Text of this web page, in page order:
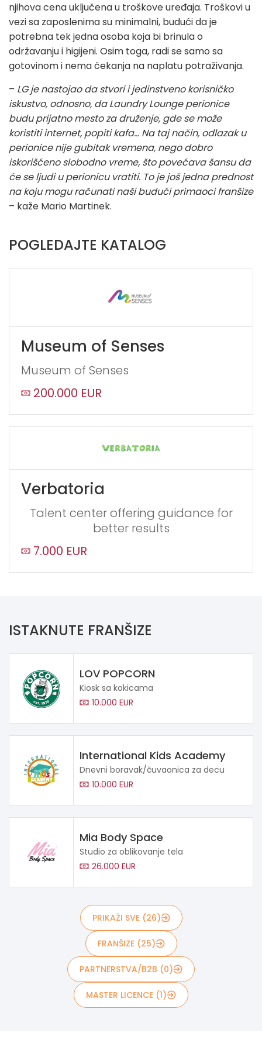
njihova cena uključena u troškove uređaja. Troškovi u
vezi sa zaposlenima su minimalni, budući da je
potrebna tek jedna osoba koja bi brinula o
održavanju i higijeni. Osim toga, radi se samo sa
gotovinom i nema čekanja na naplatu potraživanja.
– LG je nastojao da stvori i jedinstveno korisničko
iskustvo, odnosno, da Laundry Lounge perionice
budu prijatno mesto za druženje, gde se može
koristiti internet, popiti kafa... Na taj način, odlazak u
perionice nije gubitak vremena, nego dobro
iskorišćeno slobodno vreme, što povećava šansu da
će se ljudi u perionicu vratiti. To je još jedna prednost
na koju mogu računati naši budući primaoci franšize
– kaže Mario Martinek.
POGLEDAJTE KATALOG
Museum of Senses
Museum of Senses
200.000 EUR
Verbatoria
Talent center offering guidance for
better results
7.000 EUR
ISTAKNUTE FRANŠIZE
LOV POPCORN
Kiosk sa kokicama
10.000 EUR
International Kids Academy
Dnevni boravak/čuvaonica za decu
10.000 EUR
Mia Body Space
Studio za oblikovanje tela
26.000 EUR
PRIKAŽI SVE (26)
FRANŠIZE (25)
PARTNERSTVA/B2B (0)
MASTER LICENCE (1)